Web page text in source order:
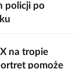
policji po
na tropie
pomoże